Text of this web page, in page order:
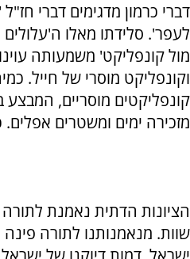
דברי כרמון מדגימים דברי
לעפר'. סלידתו מאלו
מול קונפליקט' משמעותה
וקונפליקט מוסרי של חייל.
קונפליקטים מוסריים, המבצע
מזכירה ימים ומשטרים
הציונות הדתית נאמנת
שוות. מנאמנותנו לתורה פינה